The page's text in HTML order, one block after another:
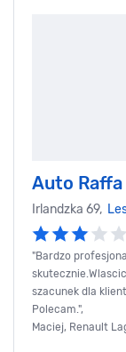
Auto Raffa
Irlandzka 69,
"Bardzo
szacunek dla
Polecam.",
Maciej, Renault